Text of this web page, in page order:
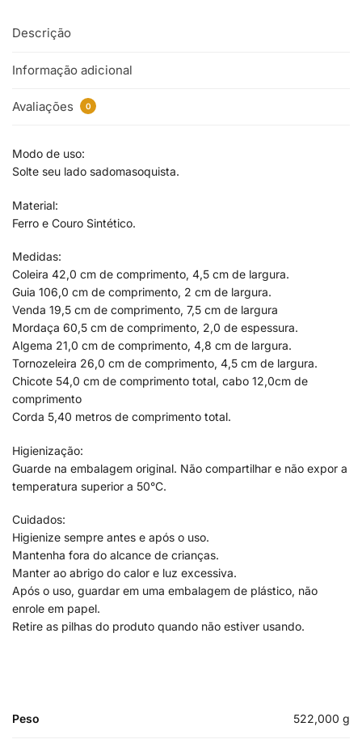
Descrição
Informação adicional
Avaliações 0
Modo de uso:
Solte seu lado sadomasoquista.
Material:
Ferro e Couro Sintético.
Medidas:
Coleira 42,0 cm de comprimento, 4,5 cm de largura.
Guia 106,0 cm de comprimento, 2 cm de largura.
Venda 19,5 cm de comprimento, 7,5 cm de largura
Mordaça 60,5 cm de comprimento, 2,0 de espessura.
Algema 21,0 cm de comprimento, 4,8 cm de largura.
Tornozeleira 26,0 cm de comprimento, 4,5 cm de largura.
Chicote 54,0 cm de comprimento total, cabo 12,0cm de
comprimento
Corda 5,40 metros de comprimento total.
Higienização:
Guarde na embalagem original. Não compartilhar e não expor a
temperatura superior a 50°C.
Cuidados:
Higienize sempre antes e após o uso.
Mantenha fora do alcance de crianças.
Manter ao abrigo do calor e luz excessiva.
Após o uso, guardar em uma embalagem de plástico, não
enrole em papel.
Retire as pilhas do produto quando não estiver usando.
Peso 522,000 g